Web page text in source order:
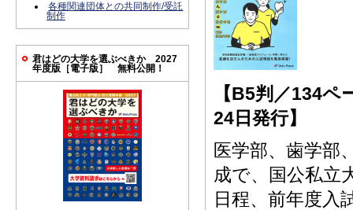
各種関連団体との共同制作/受託
制作
君はどの大学を選ぶべきか 2027
年度版［電子版］ 無料公開！
【B5判／134
24日発行】
医学部、歯学部
成で、国公私立
日程、前年度入